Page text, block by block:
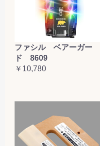
ファシル ベアーガー
ド 8609
￥10,780